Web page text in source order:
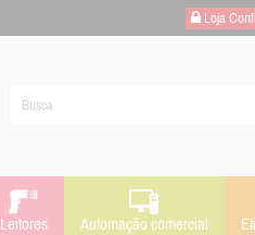
Loja
Leitores Automação comercial